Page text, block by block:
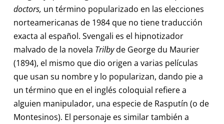
doctors, un término popularizado en las elecciones
norteamericanas de 1984 que no tiene traducción
exacta al español. Svengali es el hipnotizador
malvado de la novela Trilbyde George du Maurier
(1894), el mismo que dio origen a varias películas
que usan su nombre y lo popularizan, dando pie a
un término que en el inglés coloquial refiere a
alguien manipulador, una especie de Rasputín (o de
Montesinos). El personaje es similar también a